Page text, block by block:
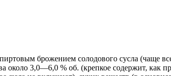
брожением солодового сусла (чаще
около 3,0—6,0 % об. (крепкое содержит, как